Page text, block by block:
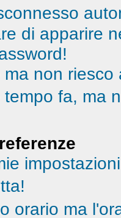
di apparire
non riesco
tempo fa, ma
orario ma